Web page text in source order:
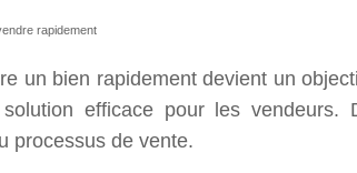
rapidement
un bien rapidement devient un
solution efficace pour les
processus de vente.